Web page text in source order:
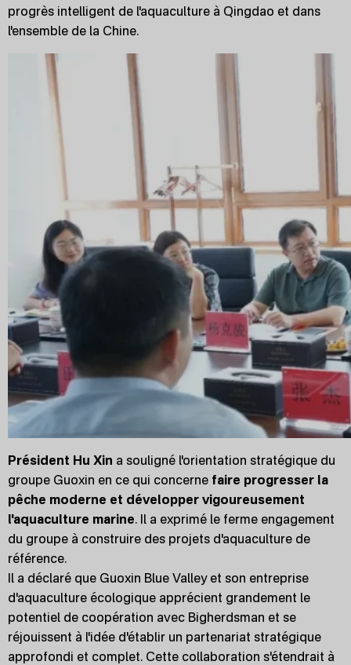
progrès intelligent de l'aquaculture à Qingdao et dans
l'ensemble de la Chine.
Président Hu Xin a souligné l'orientation stratégique du
groupe Guoxin en ce qui concerne faire progresser la
pêche moderne et développer vigoureusement
l'aquaculture marine. Il a exprimé le ferme engagement
du groupe à construire des projets d'aquaculture de
référence.
Il a déclaré que Guoxin Blue Valley et son entreprise
d'aquaculture écologique apprécient grandement le
potentiel de coopération avec Bigherdsman et se
réjouissent à l'idée d'établir un partenariat stratégique
approfondi et complet. Cette collaboration s'étendrait à